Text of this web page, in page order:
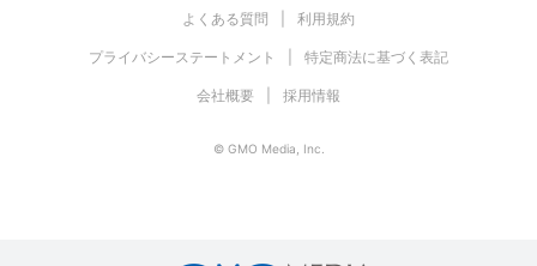
よくある質問 利用規約
プライバシーステートメント 特定商法に基づく表記
会社概要 採用情報
© GMO Media, Inc.